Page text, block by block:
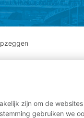
zijn om de
gebruiken we